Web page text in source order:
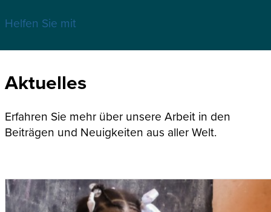
Helfen Sie mit
Aktuelles
Erfahren Sie mehr über unsere Arbeit in den
Beiträgen und Neuigkeiten aus aller Welt.